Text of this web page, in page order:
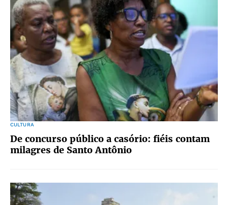
CULTURA
De concurso público a casório: fiéis contam
milagres de Santo Antônio